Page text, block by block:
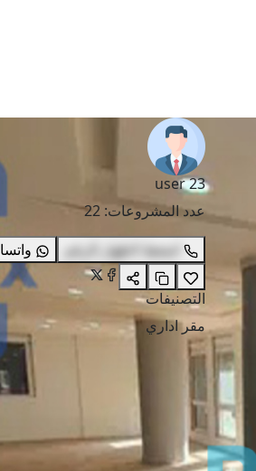
user 23
عدد المشروعات:
22
اضغط لاظهار الرقم
التصنيفات
مقر اداري